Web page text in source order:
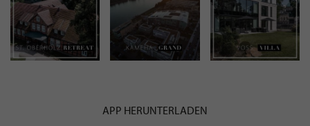
APP HERUNTERLADEN